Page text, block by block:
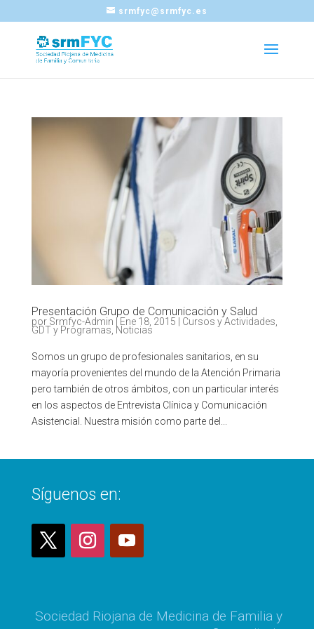
srmfyc@srmfyc.es
Presentación Grupo de Comunicación y Salud
por Srmfyc-Admin Ene 18, 2015 Cursos y Actividades
GDT y Programas Noticias
Somos un grupo de profesionales sanitarios, en su
mayoría provenientes del mundo de la Atención Primaria
pero también de otros ámbitos, con un particular interés
en los aspectos de Entrevista Clínica y Comunicación
Asistencial. Nuestra misión como parte del...
Síguenos en:
Sociedad Riojana de Medicina de Familia y